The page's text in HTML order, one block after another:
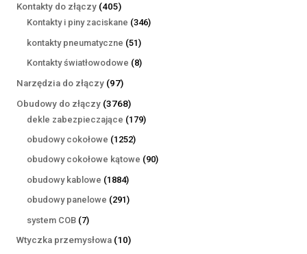
Kontakty do złączy 405405
produktów
Kontakty i piny zaciskane 346346
kontakty pneumatyczne 5151
produktów
Kontakty światłowodowe 88
Narzędzia do złączy 9797
produktów
Obudowy do złączy 37683768
produktów
dekle zabezpieczające 179179
obudowy cokołowe 12521252
produkty
obudowy cokołowe kątowe 9090
obudowy kablowe 18841884
produkty
obudowy panelowe 291291
system COB 77
produktów
Wtyczka przemysłowa 1010